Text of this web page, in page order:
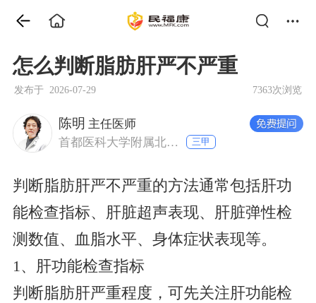
怎么判断脂肪肝严不严重
发布于 2026-07-29 7363次浏览
陈明 主任医师
首都医科大学附属北京中医医院 消化科
三甲
判断脂肪肝严不严重的方法通常包括肝功
能检查指标、肝脏超声表现、肝脏弹性检
测数值、血脂水平、身体症状表现等。
1、肝功能检查指标
判断脂肪肝严重程度，可先关注肝功能检